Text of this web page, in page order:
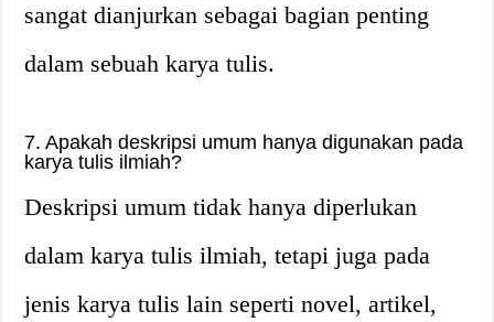
sangat dianjurkan sebagai bagian penting
dalam sebuah karya tulis.
7. Apakah deskripsi umum hanya digunakan pada
karya tulis ilmiah?
Deskripsi umum tidak hanya diperlukan
dalam karya tulis ilmiah, tetapi juga pada
jenis karya tulis lain seperti novel, artikel,